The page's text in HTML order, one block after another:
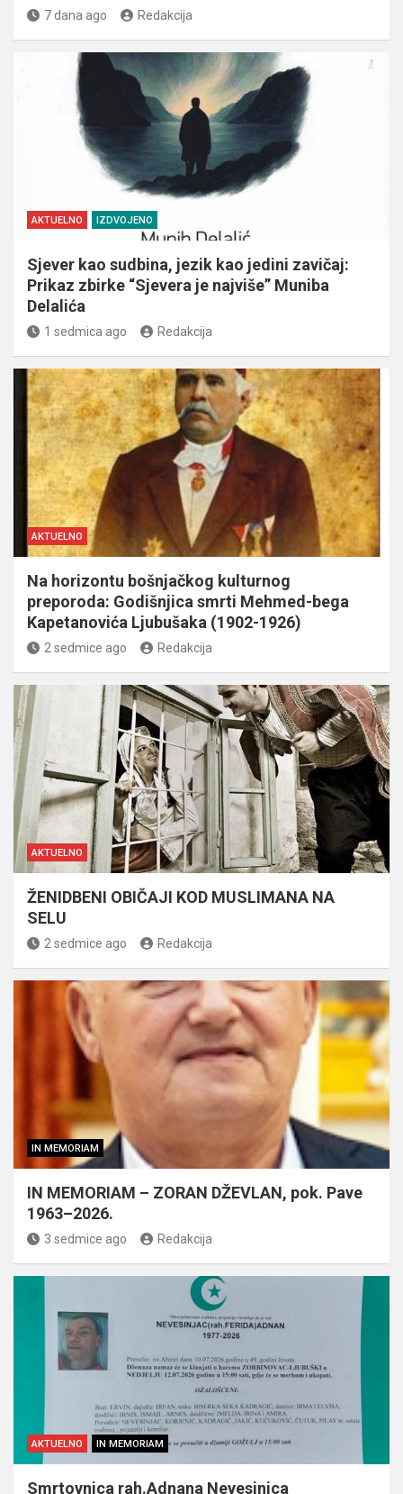
7 dana ago Redakcija
AKTUELNO IZDVOJENO
Sjever kao sudbina, jezik kao jedini zavičaj:
Prikaz zbirke “Sjevera je najviše” Muniba
Delalića
1 sedmica ago Redakcija
AKTUELNO
Na horizontu bošnjačkog kulturnog
preporoda: Godišnjica smrti Mehmed-bega
Kapetanovića Ljubušaka (1902-1926)
2 sedmice ago Redakcija
AKTUELNO
ŽENIDBENI OBIČAJI KOD MUSLIMANA NA
SELU
2 sedmice ago Redakcija
IN MEMORIAM
IN MEMORIAM – ZORAN DŽEVLAN, pok. Pave
1963–2026.
3 sedmice ago Redakcija
AKTUELNO IN MEMORIAM
Smrtovnica rah.Adnana Nevesinjca